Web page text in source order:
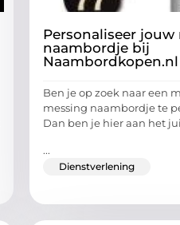
Personaliseer jouw
naambordje bij
Naambordkopen.nl
Ben je op zoek naar een
messing naambordje te
Dan ben je hier aan het
...
Dienstverlening